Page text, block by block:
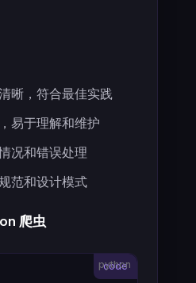
晰，符合最佳实践
易于理解和维护
况和错误处理
范和设计模式
爬虫
python